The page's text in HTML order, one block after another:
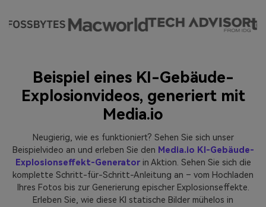
Beispiel eines KI-Gebäude-
Explosionvideos, generiert mit
Media.io
Neugierig, wie es funktioniert? Sehen Sie sich unser
Beispielvideo an und erleben Sie den Media.io KI-Gebäude-
Explosionseffekt-Generator in Aktion. Sehen Sie sich die
komplette Schritt-für-Schritt-Anleitung an – vom Hochladen
Ihres Fotos bis zur Generierung epischer Explosionseffekte.
Erleben Sie, wie diese KI statische Bilder mühelos in